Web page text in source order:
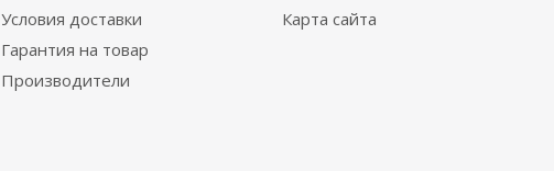
Условия доставки
Гарантия на товар
Производители
Карта сайта